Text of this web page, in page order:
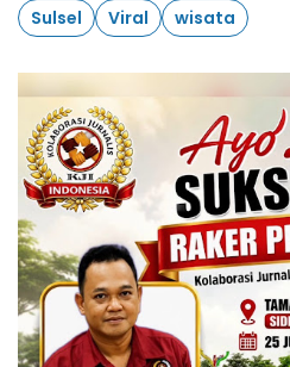
Sulsel
Viral wisata